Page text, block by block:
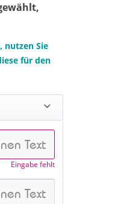
nutzen Sie
für den
Eingabe fehlt